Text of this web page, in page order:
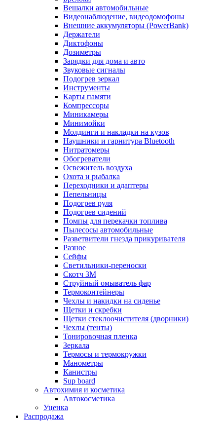
Вешалки автомобильные
Видеонаблюдение, видеодомофоны
Внешние аккумуляторы (PowerBank)
Держатели
Диктофоны
Дозиметры
Зарядки для дома и авто
Звуковые сигналы
Подогрев зеркал
Инструменты
Карты памяти
Компрессоры
Миникамеры
Минимойки
Молдинги и накладки на кузов
Наушники и гарнитура Bluetooth
Нитратомеры
Обогреватели
Освежитель воздуха
Охота и рыбалка
Переходники и адаптеры
Пепельницы
Подогрев руля
Подогрев сидений
Помпы для перекачки топлива
Пылесосы автомобильные
Разветвители гнезда прикуривателя
Разное
Сейфы
Светильники-переноски
Скотч 3М
Струйный омыватель фар
Термоконтейнеры
Чехлы и накидки на сиденье
Щетки и скребки
Щетки стеклоочистителя (дворники)
Чехлы (тенты)
Тонировочная пленка
Зеркалa
Термосы и термокружки
Манометры
Канистры
Sup board
Автохимия и косметика
Автокосметика
Уценка
Распродажа